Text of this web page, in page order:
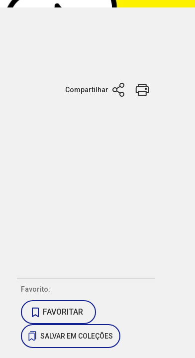
Compartilhar
Favorito:
FAVORITAR
SALVAR EM COLEÇÕES